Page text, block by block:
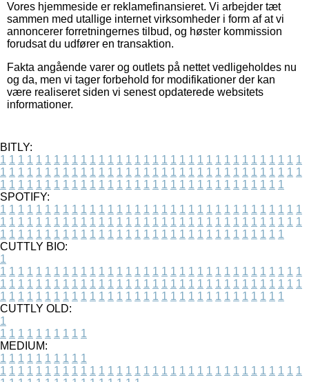
Vores hjemmeside er reklamefinansieret. Vi arbejder tæt
sammen med utallige internet virksomheder i form af at vi
annoncerer forretningernes tilbud, og høster kommission
forudsat du udfører en transaktion.
Fakta angående varer og outlets på nettet vedligeholdes nu
og da, men vi tager forbehold for modifikationer der kan
være realiseret siden vi senest opdaterede websitets
informationer.
BITLY:
1 1 1 1 1 1 1 1 1 1 1 1 1 1 1 1 1 1 1 1 1 1 1 1 1 1 1 1 1 1 1 1 1 1
1 1 1 1 1 1 1 1 1 1 1 1 1 1 1 1 1 1 1 1 1 1 1 1 1 1 1 1 1 1 1 1 1 1
1 1 1 1 1 1 1 1 1 1 1 1 1 1 1 1 1 1 1 1 1 1 1 1 1 1 1 1 1 1 1 1
SPOTIFY:
1 1 1 1 1 1 1 1 1 1 1 1 1 1 1 1 1 1 1 1 1 1 1 1 1 1 1 1 1 1 1 1 1 1
1 1 1 1 1 1 1 1 1 1 1 1 1 1 1 1 1 1 1 1 1 1 1 1 1 1 1 1 1 1 1 1 1 1
1 1 1 1 1 1 1 1 1 1 1 1 1 1 1 1 1 1 1 1 1 1 1 1 1 1 1 1 1 1 1 1
CUTTLY BIO:
1
1 1 1 1 1 1 1 1 1 1 1 1 1 1 1 1 1 1 1 1 1 1 1 1 1 1 1 1 1 1 1 1 1 1
1 1 1 1 1 1 1 1 1 1 1 1 1 1 1 1 1 1 1 1 1 1 1 1 1 1 1 1 1 1 1 1 1 1
1 1 1 1 1 1 1 1 1 1 1 1 1 1 1 1 1 1 1 1 1 1 1 1 1 1 1 1 1 1 1 1
CUTTLY OLD:
1
1 1 1 1 1 1 1 1 1 1
MEDIUM:
1 1 1 1 1 1 1 1 1 1
1 1 1 1 1 1 1 1 1 1 1 1 1 1 1 1 1 1 1 1 1 1 1 1 1 1 1 1 1 1 1 1 1 1